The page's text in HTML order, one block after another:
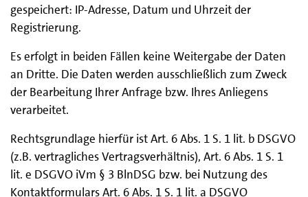
gespeichert: IP-Adresse, Datum und Uhrzeit der
Registrierung.
Es erfolgt in beiden Fällen keine Weitergabe der Daten
an Dritte. Die Daten werden ausschließlich zum Zweck
der Bearbeitung Ihrer Anfrage bzw. Ihres Anliegens
verarbeitet.
Rechtsgrundlage hierfür ist Art. 6 Abs. 1 S. 1 lit. b DSGVO
(z.B. vertragliches Vertragsverhältnis), Art. 6 Abs. 1 S. 1
lit. e DSGVO iVm § 3 BlnDSG bzw. bei Nutzung des
Kontaktformulars Art. 6 Abs. 1 S. 1 lit. a DSGVO